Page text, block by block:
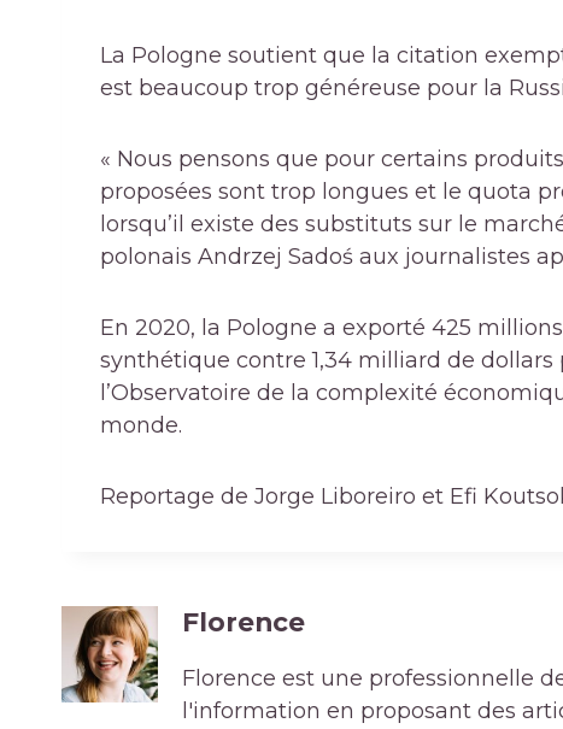
La Pologne soutient que la citation
est beaucoup trop généreuse pour la
« Nous pensons que pour certains
proposées sont trop longues et le quota
lorsqu’il existe des substituts sur le
polonais Andrzej Sadoś aux journalistes
En 2020, la Pologne a exporté 425
synthétique contre 1,34 milliard de dollars
l’Observatoire de la complexité
monde.
Reportage de Jorge Liboreiro et Efi
Florence
Florence est une professionnelle
l'information en proposant des